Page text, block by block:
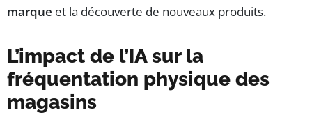
marque et la découverte de nouveaux produits.
L’impact de l’IA sur la
fréquentation physique des
magasins